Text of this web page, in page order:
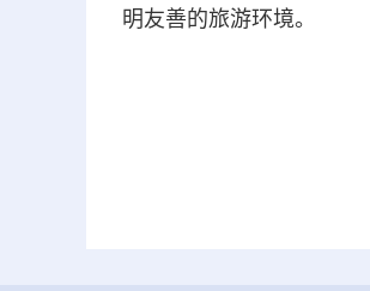
明友善的旅游环境。